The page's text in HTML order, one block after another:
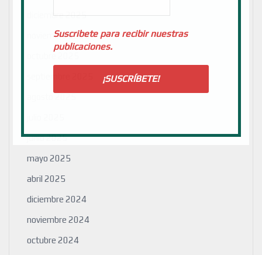
diciembre 2025
noviembre 2025
junio 2025
mayo 2025
abril 2025
diciembre 2024
noviembre 2024
octubre 2024
Suscribete para recibir nuestras
publicaciones.